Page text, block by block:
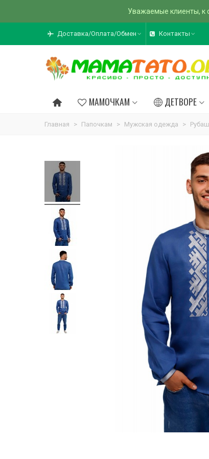
Уважаемые клиенты, к
Доставка/Оплата/Обмен Контакты
МАМОЧКАМ ДЕТВОРЕ
Главная > Папочкам > Мужская одежда >